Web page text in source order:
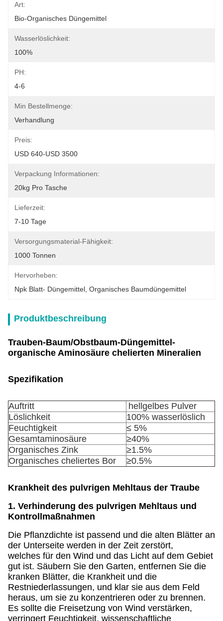
Art:
Bio-Organisches Düngemittel
Wasserlöslichkeit:
100%
PH:
4-6
Min Bestellmenge:
Verhandlung
Preis:
USD 640-USD 3500
Verpackung Informationen:
20kg Pro Tasche
Lieferzeit:
7-10 Tage
Versorgungsmaterial-Fähigkeit:
1000 Tonnen
Hervorheben:
Npk Blatt- Düngemittel Organisches Baumdüngemittel
Produktbeschreibung
Trauben-Baum/Obstbaum-Düngemittel-
organische Aminosäure chelierten Mineralien
Spezifikation
Auftritt
hellgelbes Pulver
Löslichkeit
100% wasserlöslich
Feuchtigkeit
≤ 5%
Gesamtaminosäure
≥40%
Organisches Zink
≥1.5%
Organisches cheliertes Bor
≥0.5%
Krankheit des pulvrigen Mehltaus der Traube
1. Verhinderung des pulvrigen Mehltaus und
Kontrollmaßnahmen
Die Pflanzdichte ist passend und die alten Blätter an
der Unterseite werden in der Zeit zerstört,
welches für den Wind und das Licht auf dem Gebiet
gut ist. Säubern Sie den Garten, entfernen Sie die
kranken Blätter, die Krankheit und die
Restniederlassungen, und klar sie aus dem Feld
heraus, um sie zu konzentrieren oder zu brennen.
Es sollte die Freisetzung von Wind verstärken,
verringert Feuchtigkeit, wissenschaftliche